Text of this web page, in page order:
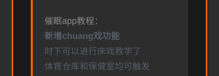
催眠app教程：
新增chuang戏功能
时下可以进行床戏教学了
体育仓库和保健室均可触发